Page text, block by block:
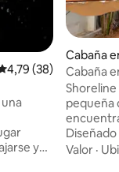
4,79 (38)
y
Kerala
Cabaña
Cabaña
Shoreline
pequeña
madera,
Valor ·